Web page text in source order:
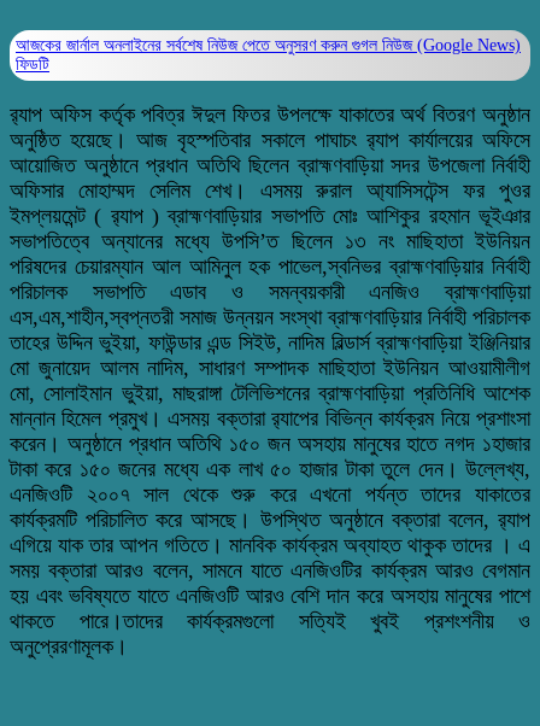
আজকের জার্নাল অনলাইনের সর্বশেষ নিউজ পেতে অনুসরণ করুন গুগল নিউজ (Google News)
ফিডটি
র‌্যাপ অফিস কর্তৃক পবিত্র ঈদুল ফিতর উপলক্ষে যাকাতের অর্থ বিতরণ অনুষ্ঠান
অনুষ্ঠিত হয়েছে। আজ বৃহস্পতিবার সকালে পাঘাচং র‌্যাপ কার্যালয়ের অফিসে
আয়োজিত অনুষ্ঠানে প্রধান অতিথি ছিলেন ব্রাহ্মণবাড়িয়া সদর উপজেলা নির্বাহী
অফিসার মোহাম্মদ সেলিম শেখ। এসময় রুরাল আ্যাসিসটেন্স ফর পুওর
ইমপ্লয়মেন্ট ( র‌্যাপ ) ব্রাহ্মণবাড়িয়ার সভাপতি মোঃ আশিকুর রহমান ভূইঞার
সভাপতিত্বে অন্যানের মধ্যে উপসি’ত ছিলেন ১৩ নং মাছিহাতা ইউনিয়ন
পরিষদের চেয়ারম্যান আল আমিনুল হক পাভেল,স্বনিভর ব্রাহ্মণবাড়িয়ার নির্বাহী
পরিচালক সভাপতি এডাব ও সমন্বয়কারী এনজিও ব্রাহ্মণবাড়িয়া
এস,এম,শাহীন,স্বপ্নতরী সমাজ উন্নয়ন সংস্থা ব্রাহ্মণবাড়িয়ার নির্বাহী পরিচালক
তাহের উদ্দিন ভুইয়া, ফাউন্ডার এন্ড সিইউ, নাদিম বিল্ডার্স ব্রাহ্মণবাড়িয়া ইঞ্জিনিয়ার
মো জুনায়েদ আলম নাদিম, সাধারণ সম্পাদক মাছিহাতা ইউনিয়ন আওয়ামীলীগ
মো, সোলাইমান ভুইয়া, মাছরাঙ্গা টেলিভিশনের ব্রাহ্মণবাড়িয়া প্রতিনিধি আশেক
মান্নান হিমেল প্রমুখ। এসময় বক্তারা র‌্যাপের বিভিন্ন কার্যক্রম নিয়ে প্রশাংসা
করেন। অনুষ্ঠানে প্রধান অতিথি ১৫০ জন অসহায় মানুষের হাতে নগদ ১হাজার
টাকা করে ১৫০ জনের মধ্যে এক লাখ ৫০ হাজার টাকা তুলে দেন। উল্লেখ্য,
এনজিওটি ২০০৭ সাল থেকে শুরু করে এখনো পর্যন্ত তাদের যাকাতের
কার্যক্রমটি পরিচালিত করে আসছে। উপস্থিত অনুষ্ঠানে বক্তারা বলেন, র‌্যাপ
এগিয়ে যাক তার আপন গতিতে। মানবিক কার্যক্রম অব্যাহত থাকুক তাদের । এ
সময় বক্তারা আরও বলেন, সামনে যাতে এনজিওটির কার্যক্রম আরও বেগমান
হয় এবং ভবিষ্যতে যাতে এনজিওটি আরও বেশি দান করে অসহায় মানুষের পাশে
থাকতে পারে।তাদের কার্যক্রমগুলো সত্যিই খুবই প্রশংশনীয় ও
অনুপ্রেরণামূলক।